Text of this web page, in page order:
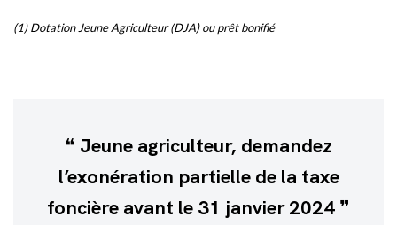
(1) Dotation Jeune Agriculteur (DJA) ou prêt bonifié
Jeune agriculteur, demandez
l’exonération partielle de la taxe
foncière avant le 31 janvier 2024